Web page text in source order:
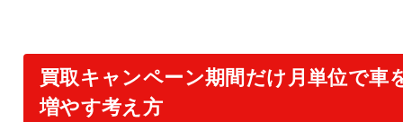
買取キャンペーン期間だけ月単位で車
増やす考え方